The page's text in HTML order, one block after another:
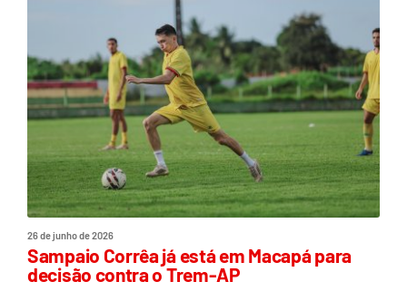
26 de junho de 2026
Sampaio Corrêa já está em Macapá para
decisão contra o Trem-AP